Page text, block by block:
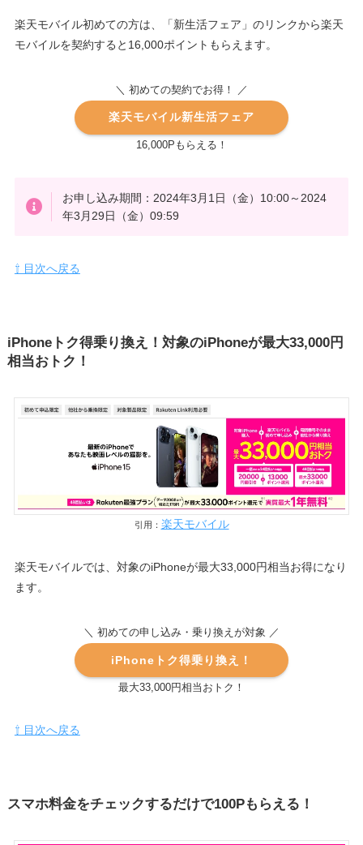
楽天モバイル初めての方は、「新生活フェア」のリンクから楽天
モバイルを契約すると16,000ポイントもらえます。
＼ 初めての契約でお得！ ／
楽天モバイル新生活フェア
16,000Pもらえる！
お申し込み期間：2024年3月1日（金）10:00～2024
年3月29日（金）09:59
⇧ 目次へ戻る
iPhoneトク得乗り換え！対象のiPhoneが最大33,000円
相当おトク！
引用： 楽天モバイル
楽天モバイルでは、対象のiPhoneが最大33,000円相当お得になり
ます。
＼ 初めての申し込み・乗り換えが対象 ／
iPhoneトク得乗り換え！
最大33,000円相当おトク！
⇧ 目次へ戻る
スマホ料金をチェックするだけで100Pもらえる！